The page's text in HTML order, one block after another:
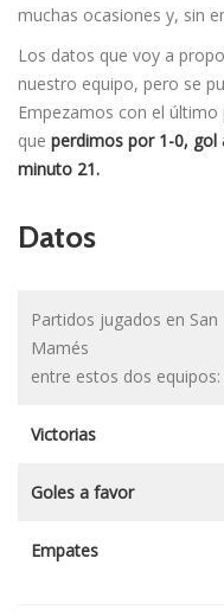
muchas ocasiones y, sin
Los datos que voy a
nuestro equipo, pero se
Empezamos con el
que perdimos por 1-0, gol
minuto 21.
Datos
Partidos jugados en San
Mamés
entre estos dos equipos:
Victorias
Goles a favor
Empates